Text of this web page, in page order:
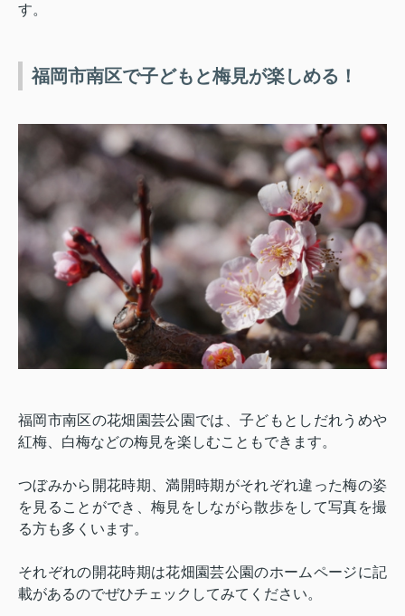
す。
福岡市南区で子どもと梅見が楽しめる！
福岡市南区の花畑園芸公園では、子どもとしだれうめや
紅梅、白梅などの梅見を楽しむこともできます。
つぼみから開花時期、満開時期がそれぞれ違った梅の姿
を見ることができ、梅見をしながら散歩をして写真を撮
る方も多くいます。
それぞれの開花時期は花畑園芸公園のホームページに記
載があるのでぜひチェックしてみてください。